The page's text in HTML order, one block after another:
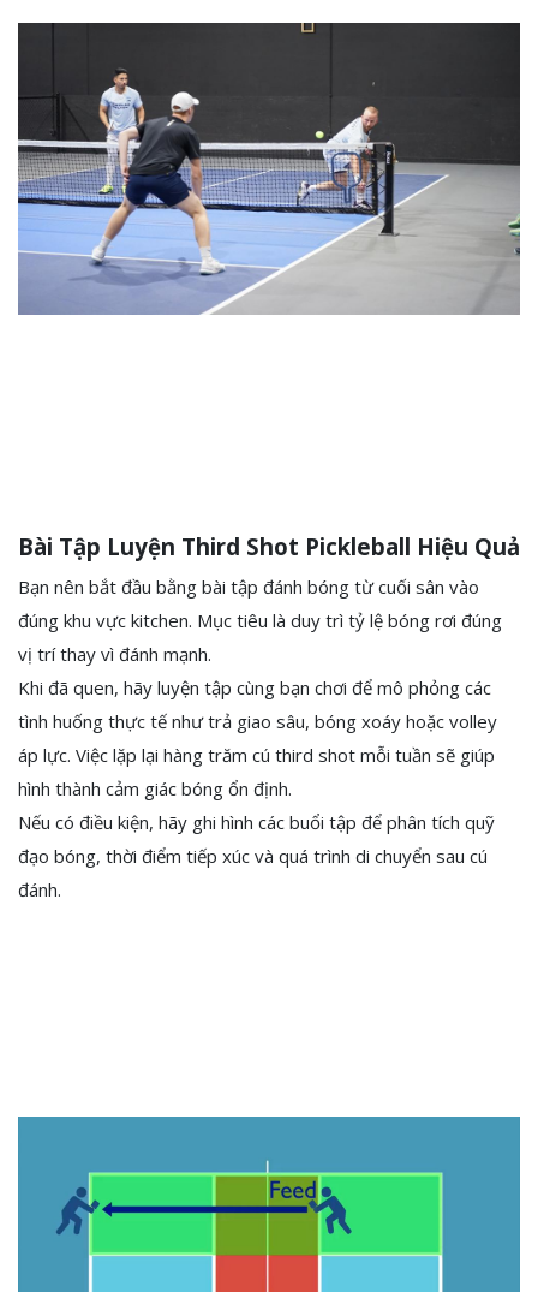
Bài Tập Luyện Third Shot Pickleball Hiệu Quả
Bạn nên bắt đầu bằng bài tập đánh bóng từ cuối sân vào
đúng khu vực kitchen. Mục tiêu là duy trì tỷ lệ bóng rơi đúng
vị trí thay vì đánh mạnh.
Khi đã quen, hãy luyện tập cùng bạn chơi để mô phỏng các
tình huống thực tế như trả giao sâu, bóng xoáy hoặc volley
áp lực. Việc lặp lại hàng trăm cú third shot mỗi tuần sẽ giúp
hình thành cảm giác bóng ổn định.
Nếu có điều kiện, hãy ghi hình các buổi tập để phân tích quỹ
đạo bóng, thời điểm tiếp xúc và quá trình di chuyển sau cú
đánh.